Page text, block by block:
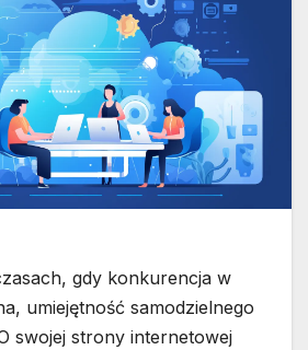
gdy konkurencja w
umiejętność samodzielnego
swojej strony internetowej